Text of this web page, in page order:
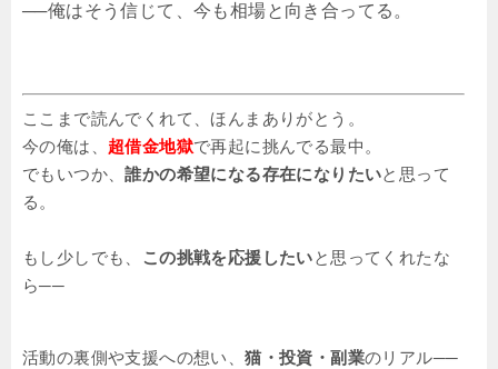
──俺はそう信じて、今も相場と向き合ってる。
ここまで読んでくれて、ほんまありがとう。
今の俺は、 超借金地獄で再起に挑んでる最中。
でもいつか、誰かの希望になる存在になりたいと思って
る。
もし少しでも、 この挑戦を応援したいと思ってくれたな
ら──
活動の裏側や支援への想い、猫・投資・副業のリアル──